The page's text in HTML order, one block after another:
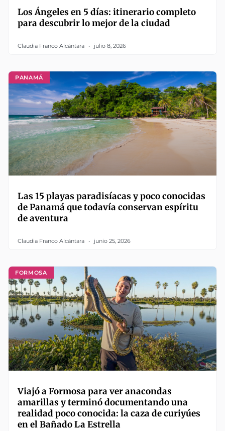
Los Ángeles en 5 días: itinerario completo
para descubrir lo mejor de la ciudad
Claudia Franco Alcántara julio 8, 2026
PANAMÁ
Las 15 playas paradisíacas y poco conocidas
de Panamá que todavía conservan espíritu
de aventura
Claudia Franco Alcántara junio 25, 2026
FORMOSA
Viajó a Formosa para ver anacondas
amarillas y terminó documentando una
realidad poco conocida: la caza de curiyúes
en el Bañado La Estrella